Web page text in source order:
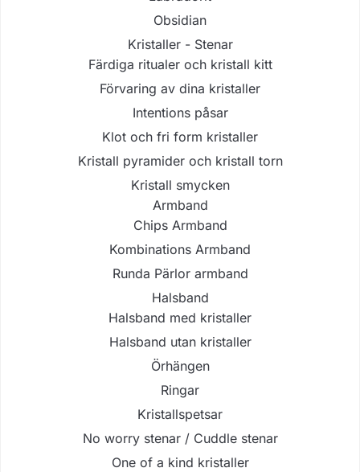
Obsidian
Kristaller - Stenar
Färdiga ritualer och kristall kitt
Förvaring av dina kristaller
Intentions påsar
Klot och fri form kristaller
Kristall pyramider och kristall torn
Kristall smycken
Armband
Chips Armband
Kombinations Armband
Runda Pärlor armband
Halsband
Halsband med kristaller
Halsband utan kristaller
Örhängen
Ringar
Kristallspetsar
No worry stenar / Cuddle stenar
One of a kind kristaller